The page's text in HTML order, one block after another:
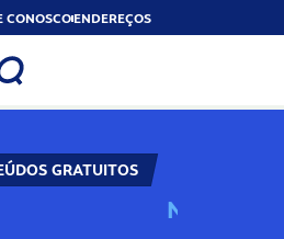
CONOSCOENDEREÇOS
GRATUITOS
N